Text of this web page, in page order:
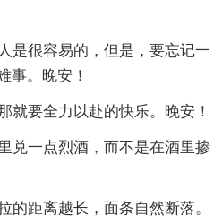
是很容易的，但是，要忘记一
事。晚安！
就要全力以赴的快乐。晚安！
兑一点烈酒，而不是在酒里掺
的距离越长，面条自然断落。